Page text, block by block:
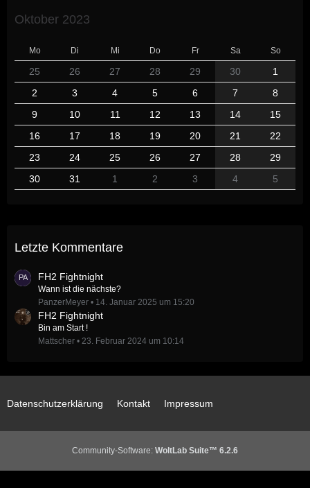
Oktober 2023
Mo Di Mi Do Fr Sa So
25 26 27 28 29 30
1
2
3 4 5 6 7
8
9
10 11 12 13 14
15
16
17 18 19 20 21
22
23
24 25 26 27 28
29
30
31 1 2 3 4 5
Letzte Kommentare
FH2 Fightnight
Wann ist die nächste?
PanzerMeyer
14. Januar 2025 um 15:20
FH2 Fightnight
Bin am Start !
Mattscher
23. Februar 2024 um 10:14
Datenschutzerklärung Kontakt Impressum
Community-Software: WoltLab Suite™ 6.2.6